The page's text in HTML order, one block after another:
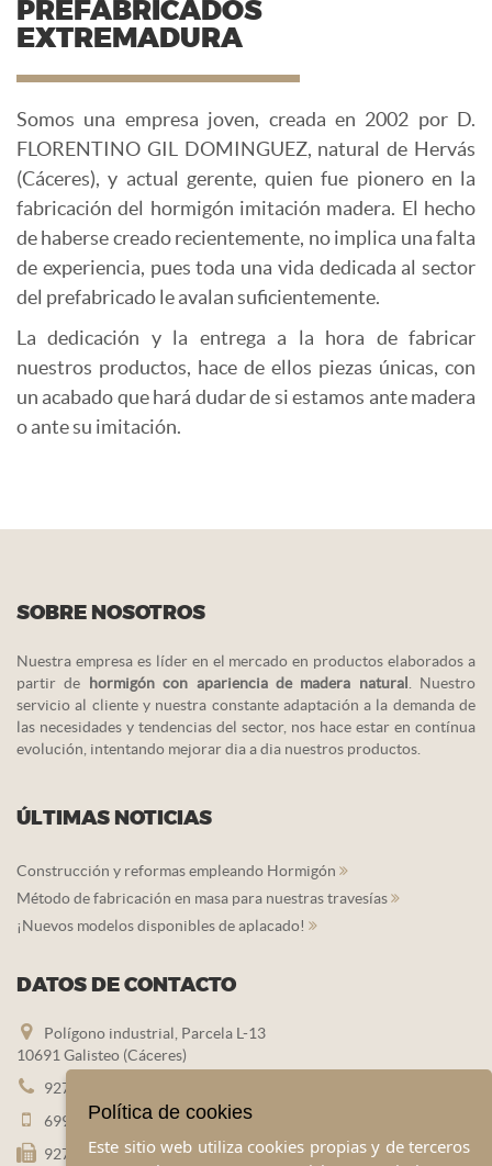
PREFABRICADOS
EXTREMADURA
Somos una empresa joven, creada en 2002 por D.
FLORENTINO GIL DOMINGUEZ, natural de Hervás
(Cáceres), y actual gerente, quien fue pionero en la
fabricación del hormigón imitación madera. El hecho
de haberse creado recientemente, no implica una falta
de experiencia, pues toda una vida dedicada al sector
del prefabricado le avalan suficientemente.
La dedicación y la entrega a la hora de fabricar
nuestros productos, hace de ellos piezas únicas, con
un acabado que hará dudar de si estamos ante madera
o ante su imitación.
SOBRE NOSOTROS
Nuestra empresa es líder en el mercado en productos elaborados a
partir de hormigón con apariencia de madera natural
. Nuestro
servicio al cliente y nuestra constante adaptación a la demanda de
las necesidades y tendencias del sector, nos hace estar en contínua
evolución, intentando mejorar dia a dia nuestros productos.
ÚLTIMAS NOTICIAS
Construcción y reformas empleando Hormigón
Método de fabricación en masa para nuestras travesías
¡Nuevos modelos disponibles de aplacado!
DATOS DE CONTACTO
Polígono industrial, Parcela L-13
10691 Galisteo (Cáceres)
927 452 383
699 445 560
927 452 180
Política de cookies
Este sitio web utiliza cookies propias y de terceros